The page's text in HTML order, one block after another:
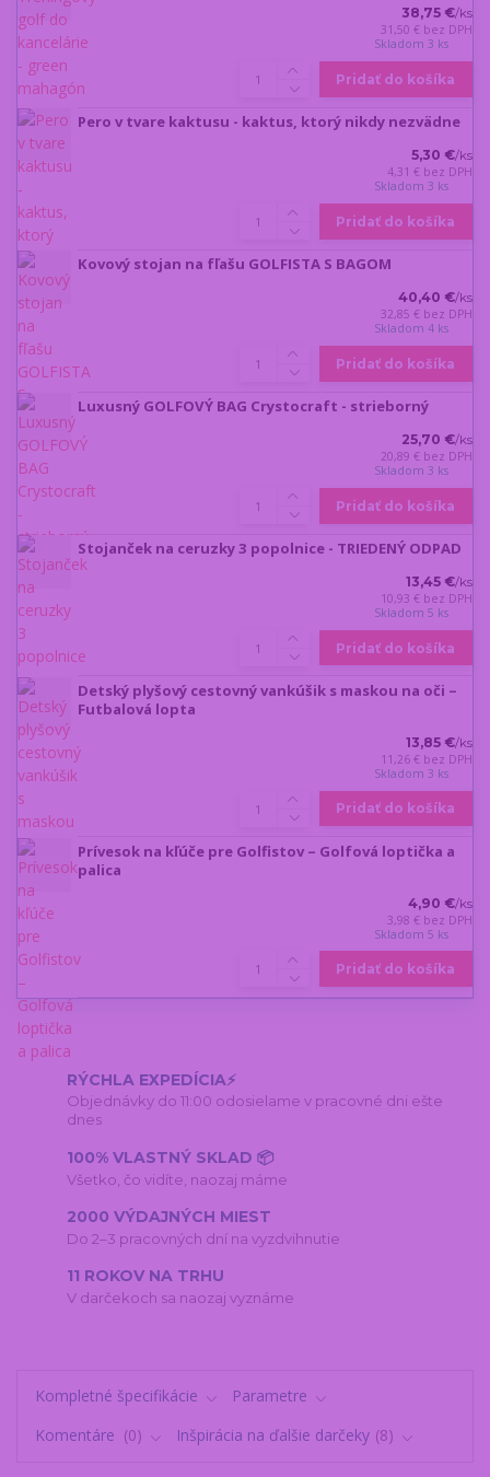
38,75 €/ks
31,50 € bez DPH
Skladom 3 ks
Pridať do košíka
Pero v tvare kaktusu - kaktus, ktorý nikdy nezvädne
5,30 €/ks
4,31 € bez DPH
Skladom 3 ks
Pridať do košíka
Kovový stojan na fľašu GOLFISTA S BAGOM
40,40 €/ks
32,85 € bez DPH
Skladom 4 ks
Pridať do košíka
Luxusný GOLFOVÝ BAG Crystocraft - strieborný
25,70 €/ks
20,89 € bez DPH
Skladom 3 ks
Pridať do košíka
Stojanček na ceruzky 3 popolnice - TRIEDENÝ ODPAD
13,45 €/ks
10,93 € bez DPH
Skladom 5 ks
Pridať do košíka
Detský plyšový cestovný vankúšik s maskou na oči –
Futbalová lopta
13,85 €/ks
11,26 € bez DPH
Skladom 3 ks
Pridať do košíka
Prívesok na kľúče pre Golfistov – Golfová loptička a
palica
4,90 €/ks
3,98 € bez DPH
Skladom 5 ks
Pridať do košíka
RÝCHLA EXPEDÍCIA⚡
Objednávky do 11:00 odosielame v pracovné dni ešte
dnes
100% VLASTNÝ SKLAD 📦
Všetko, čo vidíte, naozaj máme
2000 VÝDAJNÝCH MIEST
Do 2–3 pracovných dní na vyzdvihnutie
11 ROKOV NA TRHU
V darčekoch sa naozaj vyznáme
Kompletné špecifikácie
Parametre
Komentáre
0 Inšpirácia na ďalšie darčeky 8